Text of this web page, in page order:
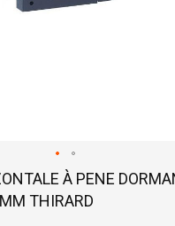
À PENE
THIRARD